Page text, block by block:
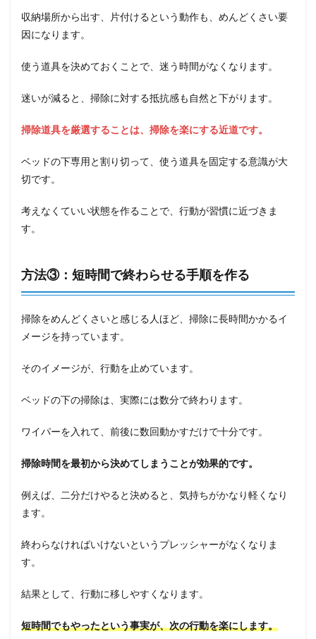
収納場所から出す、片付けるという動作も、めんどくさい要
因になります。
使う道具を決めておくことで、迷う時間がなくなります。
迷いが減ると、掃除に対する抵抗感も自然と下がります。
掃除道具を厳選することは、掃除を楽にする近道です。
ベッドの下専用と割り切って、使う道具を固定する意識が大
切です。
考えなくていい状態を作ることで、行動が習慣に近づきま
す。
方法③：短時間で終わらせる手順を作る
掃除をめんどくさいと感じる人ほど、掃除に長時間かかるイ
メージを持っています。
そのイメージが、行動を止めています。
ベッドの下の掃除は、実際には数分で終わります。
ワイパーを入れて、前後に数回動かすだけで十分です。
掃除時間を最初から決めてしまうことが効果的です。
例えば、二分だけやると決めると、気持ちがかなり軽くなり
ます。
終わらなければいけないというプレッシャーがなくなりま
す。
結果として、行動に移しやすくなります。
短時間でもやったという事実が、次の行動を楽にします。